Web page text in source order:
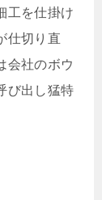
工を仕掛け
仕切り直
会社のボウ
び出し猛特